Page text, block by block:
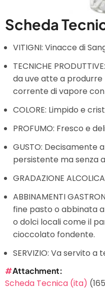
Scheda
VITIGNI: Vinacce di
TECNICHE
da uve atte a produrre
corrente di vapore
COLORE: Limpido e
PROFUMO: Fresco e
GUSTO: Decisamente
persistente ma senza
GRADAZIONE
ABBINAMENTI
fine pasto o abbinata
o dolci locali come il
cioccolato fondente.
SERVIZIO: Va servito
Attachment
Scheda Tecnica (ita)